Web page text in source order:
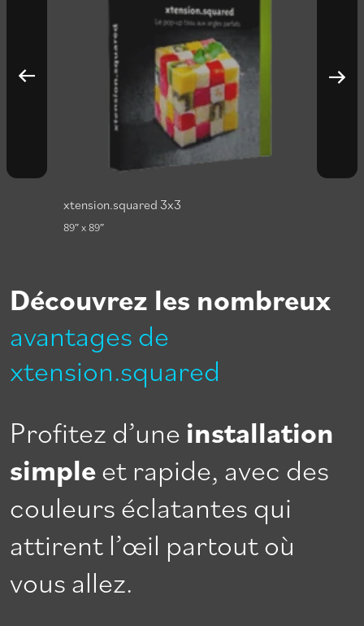
xtension.squared 3x3
89″ x 89″
Découvrez les nombreux
avantages de
xtension.squared
Profitez d’une installation
simpleet rapide, avec des
couleurs éclatantes qui
attirent l’œil partout où
vous allez.